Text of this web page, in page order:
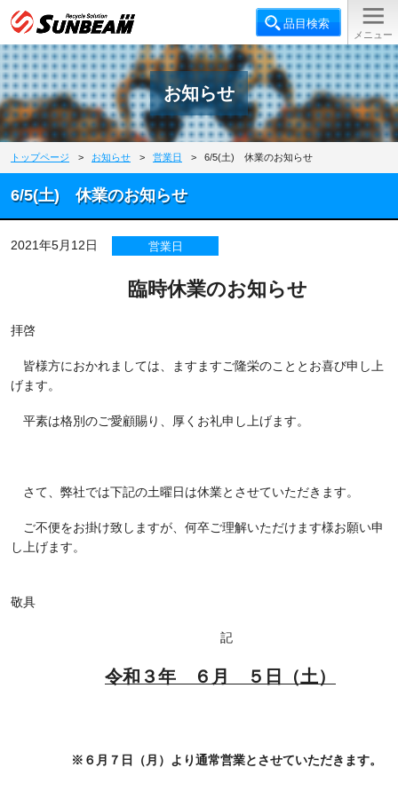
お知らせ
トップページ > お知らせ > 営業日 > 6/5(土) 休業のお知らせ
6/5(土) 休業のお知らせ
2021年5月12日 営業日
臨時休業のお知らせ
拝啓
皆様方におかれましては、ますますご隆栄のこととお喜び申し上
げます。
平素は格別のご愛顧賜り、厚くお礼申し上げます。
さて、弊社では下記の土曜日は休業とさせていただきます。
ご不便をお掛け致しますが、何卒ご理解いただけます様お願い申
し上げます。
敬具
記
令和３年 ６月 ５日（土）
※６月７日（月）より通常営業とさせていただきます。